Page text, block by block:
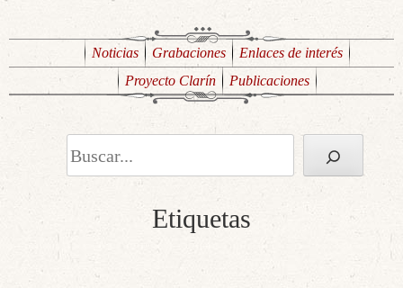
Noticias Grabaciones
Enlaces de interés
Proyecto Clarín
Publicaciones
Buscar
Etiquetas